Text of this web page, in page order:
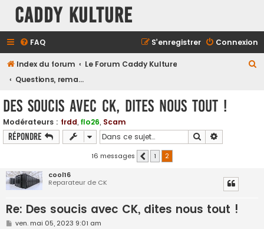
Caddy Kulture
FAQ Connexion
S’enregistrer
Index du forum
Le Forum Caddy Kulture
Questions, remarques, suggestions, réclamations sur le forum...
Des soucis avec CK, dites nous tout !
Modérateurs : frdd, flo26, Scam
Répondre Rechercher
16 messages Précédente
1
2
cool16
Reparateur de CK
Re: Des soucis avec CK, dites nous tout !
M
ven. mai 05, 2023 9:01 am